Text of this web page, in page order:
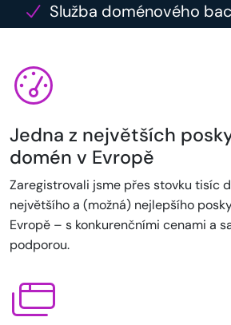
Služba doménového
Jedna z největších
domén v Evropě
Zaregistrovali jsme přes stovku tisíc
největšího a (možná) nejlepšího
Evropě – s konkurenčními cenami a
podporou.